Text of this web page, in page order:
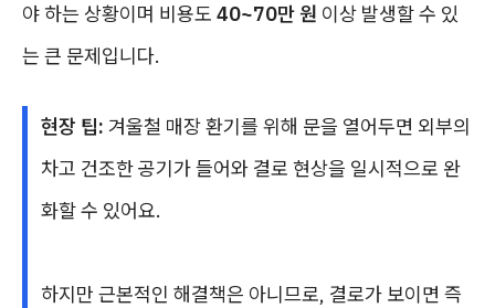
야 하는 상황이며 비용도 40~70만 원 이상 발생할 수 있
는 큰 문제입니다.
현장 팁: 겨울철 매장 환기를 위해 문을 열어두면 외부의
차고 건조한 공기가 들어와 결로 현상을 일시적으로 완
화할 수 있어요.
하지만 근본적인 해결책은 아니므로, 결로가 보이면 즉